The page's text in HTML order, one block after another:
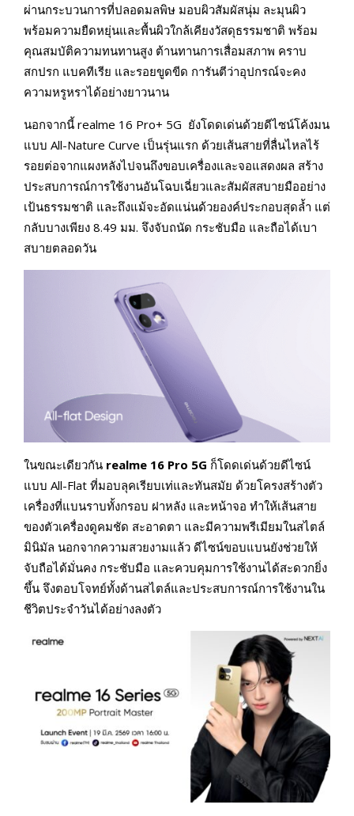
ผ่านกระบวนการที่ปลอดมลพิษ มอบผิวสัมผัสนุ่ม ละมุนผิว
พร้อมความยืดหยุ่นและพื้นผิวใกล้เคียงวัสดุธรรมชาติ พร้อม
คุณสมบัติความทนทานสูง ต้านทานการเสื่อมสภาพ คราบ
สกปรก แบคทีเรีย และรอยขูดขีด การันตีว่าอุปกรณ์จะคง
ความหรูหราได้อย่างยาวนาน
นอกจากนี้ realme 16 Pro+ 5G ยังโดดเด่นด้วยดีไซน์โค้งมน
แบบ All-Nature Curve เป็นรุ่นแรก ด้วยเส้นสายที่ลื่นไหลไร้
รอยต่อจากแผงหลังไปจนถึงขอบเครื่องและจอแสดงผล สร้าง
ประสบการณ์การใช้งานอันโฉบเฉี่ยวและสัมผัสสบายมืออย่าง
เป้นธรรมชาติ และถึงแม้จะอัดแน่นด้วยองค์ประกอบสุดล้ำ แต่
กลับบางเพียง 8.49 มม. จึงจับถนัด กระชับมือ และถือได้เบา
สบายตลอดวัน
ในขณะเดียวกัน realme 16 Pro 5G ก็โดดเด่นด้วยดีไซน์
แบบ All-Flat ที่มอบลุคเรียบเท่และทันสมัย ด้วยโครงสร้างตัว
เครื่องที่แบนราบทั้งกรอบ ฝาหลัง และหน้าจอ ทำให้เส้นสาย
ของตัวเครื่องดูคมชัด สะอาดตา และมีความพรีเมียมในสไตล์
มินิมัล นอกจากความสวยงามแล้ว ดีไซน์ขอบแบนยังช่วยให้
จับถือได้มั่นคง กระชับมือ และควบคุมการใช้งานได้สะดวกยิ่ง
ขึ้น จึงตอบโจทย์ทั้งด้านสไตล์และประสบการณ์การใช้งานใน
ชีวิตประจำวันได้อย่างลงตัว